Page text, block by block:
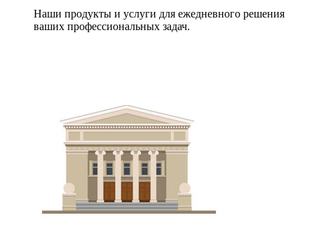
Наши продукты и услуги для ежедневного решения
ваших профессиональных задач.